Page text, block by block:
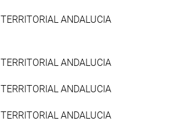
TERRITORIAL ANDALUCIA
TERRITORIAL ANDALUCIA
TERRITORIAL ANDALUCIA
TERRITORIAL ANDALUCIA